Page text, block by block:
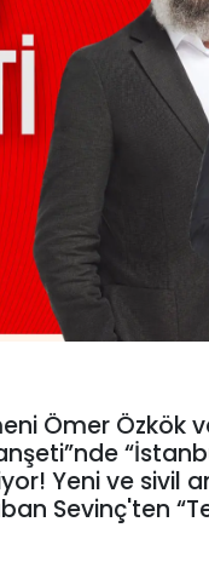
Ömer Özkök
Yeni ve sivil
Sevinç'ten